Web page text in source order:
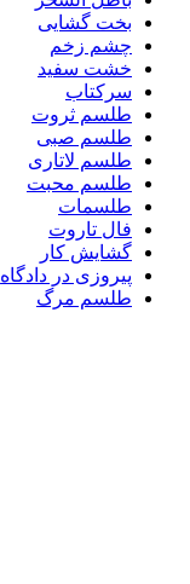
بخت گشایی
چشم زخم
خشت سفید
سرکتاب
طلسم ثروت
طلسم صبی
طلسم لاتاری
طلسم محبت
طلسمات
فال تاروت
گشایش کار
پیروزی در دادگاه
طلسم مرگ